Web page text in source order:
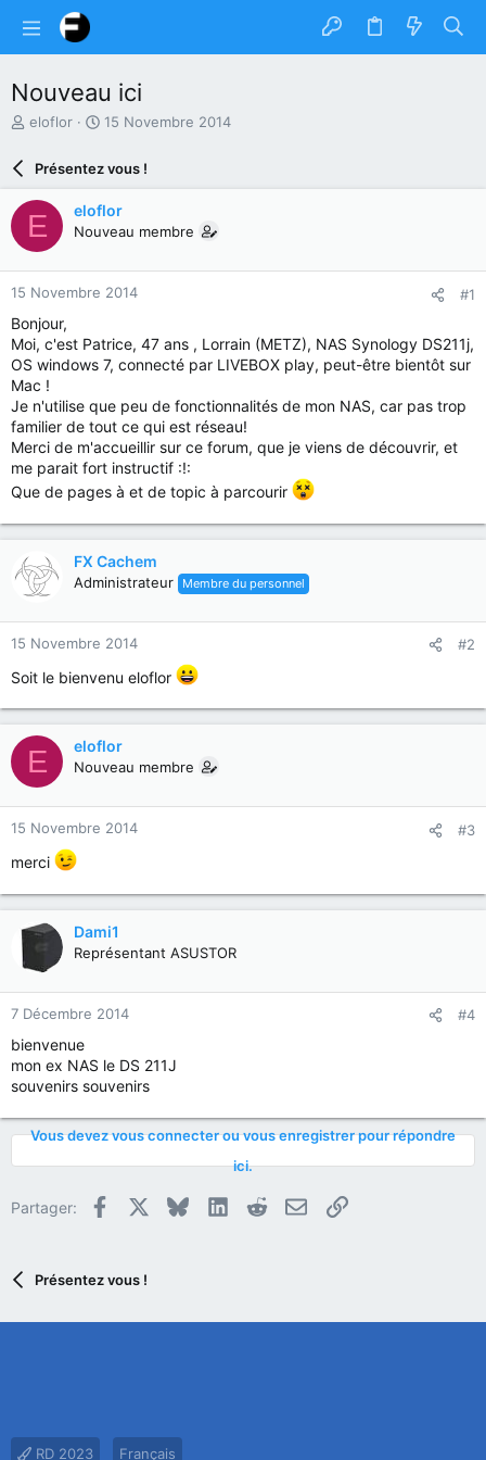
Nouveau ici
A
e
u
r
d
u
s
u
e
t
eloflor
D
e
e
d
b
u
15 Novembre 2014
Présentez vous !
E eloflor
Nouveau membre
15 Novembre 2014 #1
Bonjour,
Moi, c'est Patrice, 47 ans , Lorrain (METZ), NAS Synology DS211j,
OS windows 7, connecté par LIVEBOX play, peut-être bientôt sur
Mac !
Je n'utilise que peu de fonctionnalités de mon NAS, car pas trop
familier de tout ce qui est réseau!
Merci de m'accueillir sur ce forum, que je viens de découvrir, et
me parait fort instructif :!:
Que de pages à et de topic à parcourir
FX Cachem
Administrateur Membre du personnel
15 Novembre 2014 #2
Soit le bienvenu eloflor
E eloflor
Nouveau membre
15 Novembre 2014 #3
merci
Dami1
Représentant ASUSTOR
7 Décembre 2014 #4
bienvenue
mon ex NAS le DS 211J
souvenirs souvenirs
Vous devez vous connecter ou vous enregistrer pour répondre
ici.
Partager: Facebook BlueskyLinkedInRedditE-mailLien
Présentez vous !
RD 2023 Français